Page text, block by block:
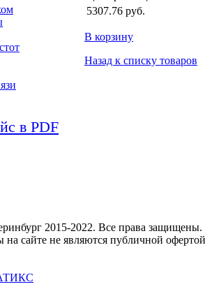
в PDF
5307.76 руб.
В корзину
Назад к списку товаров
2015-2022. Все права защищены.
сайте не являются публичной офертой